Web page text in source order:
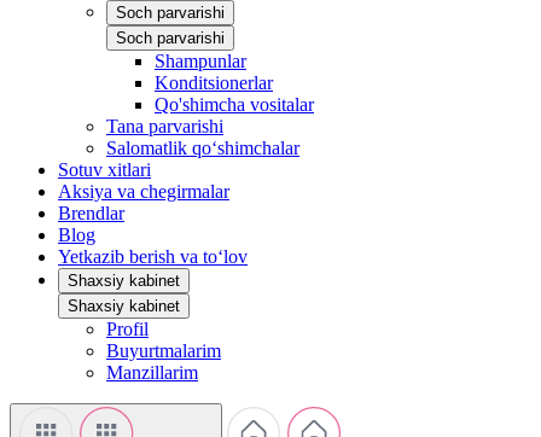
Soch parvarishi
Soch parvarishi
Shampunlar
Konditsionerlar
Qo'shimcha vositalar
Tana parvarishi
Salomatlik qo‘shimchalar
Sotuv xitlari
Aksiya va chegirmalar
Brendlar
Blog
Yetkazib berish va to‘lov
Shaxsiy kabinet
Shaxsiy kabinet
Profil
Buyurtmalarim
Manzillarim